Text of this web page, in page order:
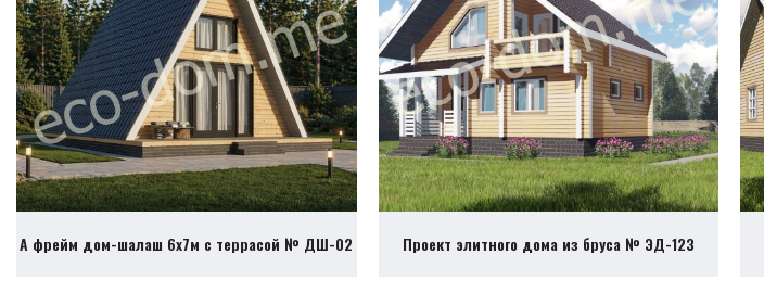
А фрейм дом-шалаш 6х7м с террасой № ДШ-02 Проект элитного дома из бруса № ЭД-123